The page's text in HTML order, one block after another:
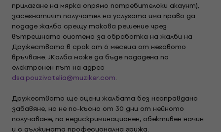
прилагане на мярка спрямо потребителски акаунт),
засегнатият получател на услугата има право да
подаде жалба срещу такова решение чрез
вътрешната система за обработка на жалби на
Дружеството в срок от 6 месеца от неговото
връчване. Жалба може да бъде подадена по
електронен път на адрес
dsa.pouzivatelia@muziker.com.
Дружеството ще оцени жалбата без неоправдано
забавяне, но не по-късно от 30 дни от нейното
получаване, по недискриминационен, обективен начин
и с дължимата професионална грижа.